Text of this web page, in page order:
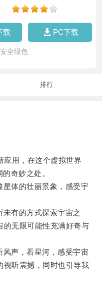
载 PC下载
全绿色
排行
用，在这个虚拟世界
奇妙之处。
体的壮丽景象，感受宇
有的方式探索宇宙之
的无限可能性充满好奇与
声，看星河，感受宇宙
视听震撼，同时也引导我